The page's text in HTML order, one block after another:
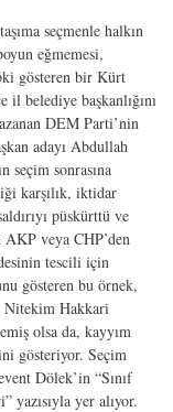
seçmenle halkın
eğmemesi,
gösteren bir Kürt
il belediye başkanlığını
DEM Parti’nin
adayı Abdullah
seçim sonrasına
karşılık, iktidar
püskürttü ve
AKP veya CHP’den
tescili için
gösteren bu örnek,
Nitekim Hakkari
olsa da, kayyım
gösteriyor. Seçim
Dölek’in “Sınıf
yazısıyla yer alıyor.